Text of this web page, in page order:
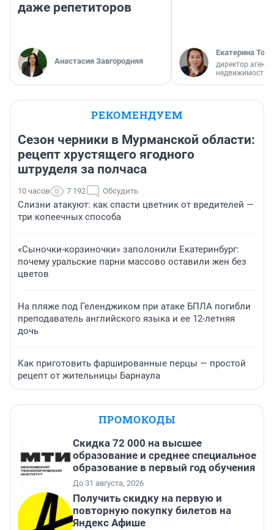
даже репетиторов
Анастасия Завгородняя
Екатерина
директор
недвижимости
РЕКОМЕНДУЕМ
Сезон черники в Мурманской области:
рецепт хрустящего ягодного
штруделя за полчаса
10 часов 7 192 Обсудить
Слизни атакуют: как спасти цветник от вредителей —
три копеечных способа
«Сыночки-корзиночки» заполонили Екатеринбург:
почему уральские парни массово оставили жен без
цветов
На пляже под Геленджиком при атаке БПЛА погибли
преподаватель английского языка и ее 12-летняя
дочь
Как приготовить фаршированные перцы — простой
рецепт от жительницы Барнаула
ПРОМОКОДЫ
Скидка 72 000 на высшее
образование и среднее специальное
образование в первый год обучения
До 31 августа, 2026
Получить скидку на первую и
повторную покупку билетов на
Яндекс Афише